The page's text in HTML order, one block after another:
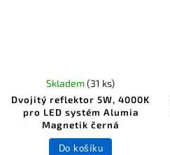
Dvojitý reflektor 5W, 4000K
pro LED systém Alumia
Magnetik černá
Skladem(31 ks)
Do košíku